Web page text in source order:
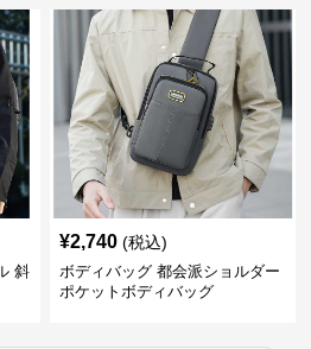
斜
¥2,740 (税込)
ボディバッグ 都会派ショルダー
ポケットボディバッグ